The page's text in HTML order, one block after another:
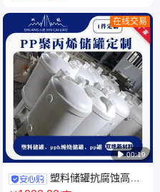
 00:19
在线交易
塑料储罐抗腐蚀高性